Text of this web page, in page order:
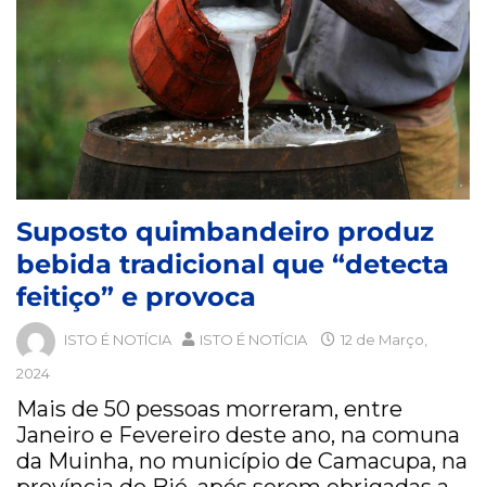
Suposto quimbandeiro produz
bebida tradicional que “detecta
feitiço” e provoca
ISTO É NOTÍCIA ISTO É NOTÍCIA
12 de Março,
2024
Mais de 50 pessoas morreram, entre
Janeiro e Fevereiro deste ano, na comuna
da Muinha, no município de Camacupa, na